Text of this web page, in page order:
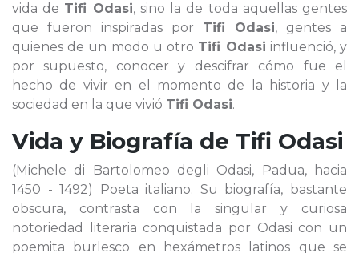
vida de Tifi Odasi, sino la de toda aquellas gentes
que fueron inspiradas por Tifi Odasi, gentes a
quienes de un modo u otro Tifi Odasi influenció, y
por supuesto, conocer y descifrar cómo fue el
hecho de vivir en el momento de la historia y la
sociedad en la que vivió Tifi Odasi.
Vida y Biografía de Tifi Odasi
(Michele di Bartolomeo degli Odasi, Padua, hacia
1450 - 1492) Poeta italiano. Su biografía, bastante
obscura, contrasta con la singular y curiosa
notoriedad literaria conquistada por Odasi con un
poemita burlesco en hexámetros latinos que se